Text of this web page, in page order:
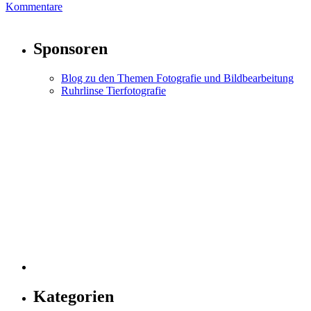
Kommentare
Sponsoren
Blog zu den Themen Fotografie und Bildbearbeitung
Ruhrlinse Tierfotografie
Kategorien